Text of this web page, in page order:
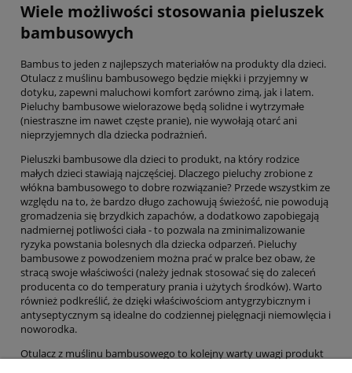
Wiele możliwości stosowania pieluszek
bambusowych
Bambus to jeden z najlepszych materiałów na produkty dla dzieci.
Otulacz z muślinu bambusowego będzie miękki i przyjemny w
dotyku, zapewni maluchowi komfort zarówno zimą, jak i latem.
Pieluchy bambusowe wielorazowe będą solidne i wytrzymałe
(niestraszne im nawet częste pranie), nie wywołają otarć ani
nieprzyjemnych dla dziecka podrażnień.
Pieluszki bambusowe dla dzieci to produkt, na który rodzice
małych dzieci stawiają najczęściej. Dlaczego pieluchy zrobione z
włókna bambusowego to dobre rozwiązanie? Przede wszystkim ze
względu na to, że bardzo długo zachowują świeżość, nie powodują
gromadzenia się brzydkich zapachów, a dodatkowo zapobiegają
nadmiernej potliwości ciała - to pozwala na zminimalizowanie
ryzyka powstania bolesnych dla dziecka odparzeń. Pieluchy
bambusowe z powodzeniem można prać w pralce bez obaw, że
stracą swoje właściwości (należy jednak stosować się do zaleceń
producenta co do temperatury prania i użytych środków). Warto
również podkreślić, że dzięki właściwościom antygrzybicznym i
antyseptycznym są idealne do codziennej pielęgnacji niemowlęcia i
noworodka.
Otulacz z muślinu bambusowego to kolejny warty uwagi produkt